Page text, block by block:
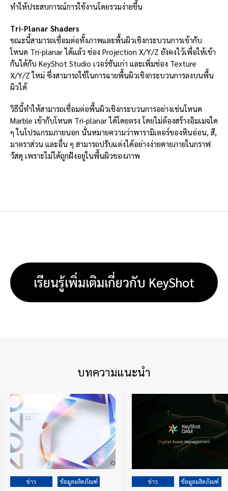
ทำให้ประสบการณ์การใช้งานโดยรวมง่ายขึ้น
Tri-Planar Shaders
ขณะนี้สามารถเชื่อมต่อทั้งภาพและพื้นผิวเชิงกระบวนการเข้ากับ
โหนด Tri-planar ได้แล้ว ช่อง Projection X/Y/Z ยังคงไว้เพื่อให้เข้า
กันได้กับ KeyShot Studio เวอร์ชันเก่า และเพิ่มช่อง Texture
X/Y/Z ใหม่ ซึ่งสามารถใช้ในการฉายพื้นผิวเชิงกระบวนการลงบนพื้น
ผิวได้
วิธีนี้ทำให้สามารถเชื่อมต่อพื้นผิวเชิงกระบวนการอย่างเช่นโหนด
Marble เข้ากับโหนด Tri-planar ได้โดยตรง โดยไม่ต้องสร้างอิมเมจใด
ๆ ในโปรแกรมภายนอก นั่นหมายความว่าพารามิเตอร์ของหินอ่อน, สี,
มาตราส่วน และอื่น ๆ สามารถปรับแต่งได้อย่างง่ายดายภายในกราฟ
วัสดุ เพราะไม่ได้ถูกฝังอยู่ในพื้นผิวของภาพ
เรียนรู้เพิ่มเติมเกี่ยวกับ KeyShot
บทความแนะนำ
ข่าว ข้อมูลผลิตภัณฑ์ ข่าว ข้อมูลผลิตภัณฑ์